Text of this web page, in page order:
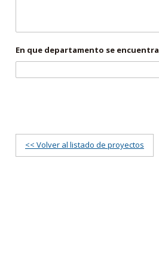
En que departamento se
<< Volver al listado de proyectos